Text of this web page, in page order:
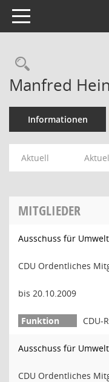
Toggle navigation
Manfred
Informationen
Aktuell
MITGLIEDER
Ausschuss für
CDU Ordentliches
bis 20.10.2009
CDU-
Ausschuss für
CDU Ordentliches